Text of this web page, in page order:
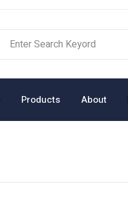
Products About